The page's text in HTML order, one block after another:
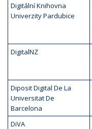
Digitální Knihovna
Univerzity Pardubice
DigitalNZ
Diposit Digital De La
Universitat De
Barcelona
DiVA